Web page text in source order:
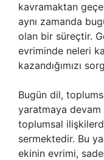
kavramaktan
aynı zamanda
olan bir süreçtir.
evriminde neleri
kazandığımızı
Bugün dil,
yaratmaya
toplumsal
sermektedir. Bu
ekinin evrimi,